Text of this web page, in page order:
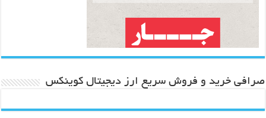
صرافی خرید و فروش سریع ارز دیجیتال کوینکس